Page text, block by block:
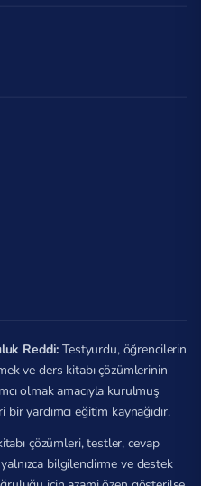
Reddi: Testyurdu, öğrencilerin
ve ders kitabı çözümlerinin
olmak amacıyla kurulmuş
yardımcı eğitim kaynağıdır.
çözümleri, testler, cevap
bilgilendirme ve destek